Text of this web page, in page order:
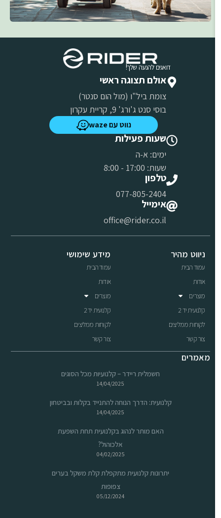
דואגים להנעה שלך!
אולם תצוגה ראשי
צומת ביל"ו (מול הום סנטר)
בוסי סנט ג'ורג' 9, קריית עקרון
נווט עם waze
שעות פעילות
ימים: א-ה
שעות: 17:00 - 8:00
טלפון
077-805-2404
אימייל
office@rider.co.il
ניווט מהיר
עמוד הבית
אודות
מוצרים
קלנועית יד 2
לקוחות ממליצים
צור קשר
מידע שימושי
עמוד הבית
אודות
מוצרים
קלנועית יד 2
לקוחות ממליצים
צור קשר
מאמרים
חשמלית ריידר – קלנועיות מכל הסוגים
14/04/2025
קלנועית: הדרך הנוחה להתנייד בקלות ובביטחון
14/04/2025
האם מותר לנהוג בקלנועית תחת השפעת
אלכוהול?
04/02/2025
יתרונות קלנועית מתקפלת קלת משקל בערים
צפופות
05/12/2024